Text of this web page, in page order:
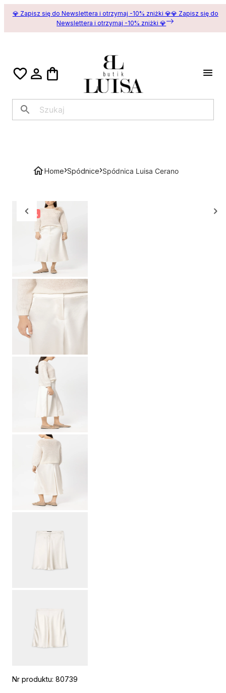
💎 Zapisz się do Newslettera i otrzymaj -10% zniżki 💎💎 Zapisz się do
Newslettera i otrzymaj -10% zniżki 💎
Home›Spódnice›Spódnica Luisa Cerano
-50 %
Nr produktu: 80739